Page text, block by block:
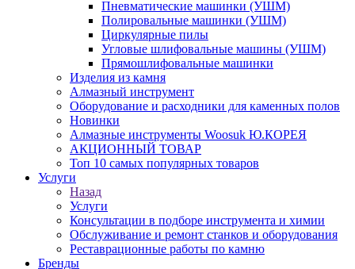
Пневматические машинки (УШМ)
Полировальные машинки (УШМ)
Циркулярные пилы
Угловые шлифовальные машины (УШМ)
Прямошлифовальные машинки
Изделия из камня
Алмазный инструмент
Оборудование и расходники для каменных полов
Новинки
Алмазные инструменты Woosuk Ю.КОРЕЯ
АКЦИОННЫЙ ТОВАР
Топ 10 самых популярных товаров
Услуги
Назад
Услуги
Консультации в подборе инструмента и химии
Обслуживание и ремонт станков и оборудования
Реставрационные работы по камню
Бренды